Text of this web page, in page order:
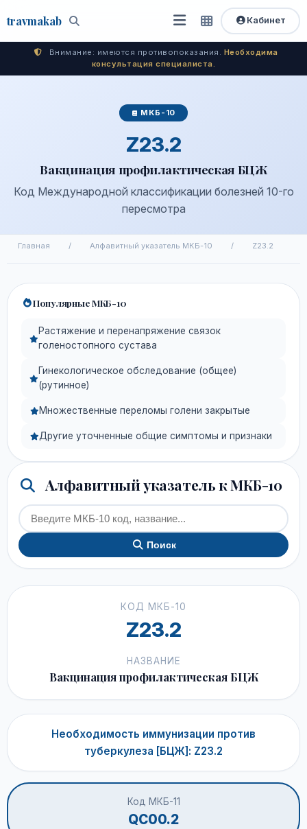
travmakab Поиск
Открыть
меню
Быстрый
доступ
Кабинет
Внимание: имеются противопоказания. Необходима
консультация специалиста.
МКБ-10
Z23.2
Вакцинация профилактическая БЦЖ
Код Международной классификации болезней 10-го
пересмотра
Главная / Алфавитный указатель МКБ-10 / Z23.2
Популярные МКБ-10
Растяжение и перенапряжение связок
голеностопного сустава
Гинекологическое обследование (общее)
(рутинное)
Множественные переломы голени закрытые
Другие уточненные общие симптомы и признаки
Алфавитный указатель к МКБ-10
Поиск
КОД МКБ-10
Z23.2
НАЗВАНИЕ
Вакцинация профилактическая БЦЖ
Необходимость иммунизации против
туберкулеза [БЦЖ]: Z23.2
Код МКБ-11
QC00.2